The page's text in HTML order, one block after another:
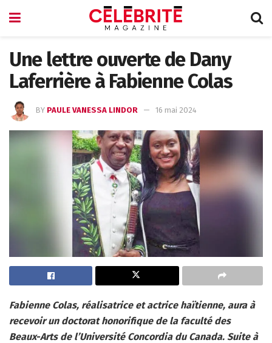
Une lettre ouverte de Dany
Laferrière à Fabienne Colas
BY PAULE VANESSA LINDOR 16 mai 2024
Fabienne Colas, réalisatrice et actrice haïtienne, aura à
recevoir un doctorat honorifique de la faculté des
Beaux-Arts de l’Université Concordia du Canada. Suite à